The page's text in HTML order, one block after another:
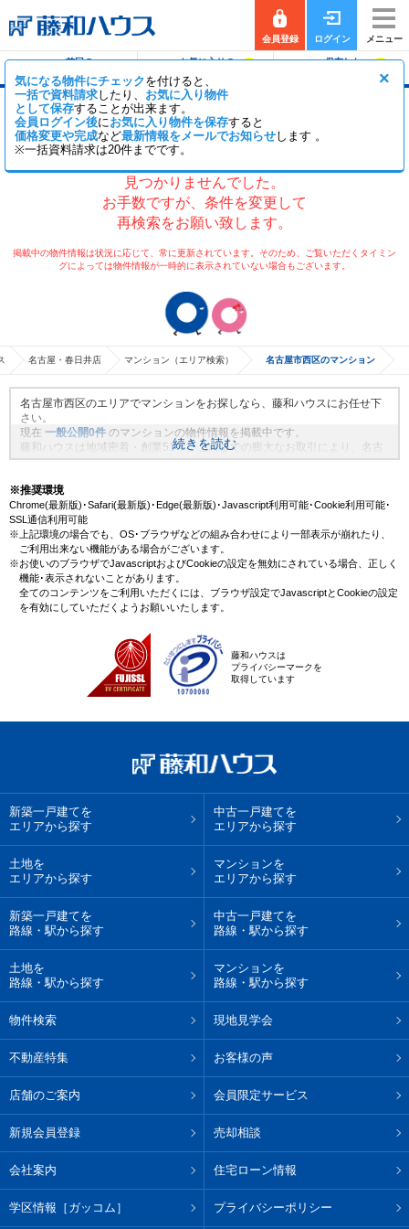
会員登録 ログイン メニュー
前回の
お気に入りの
保存した
×
気になる物件にチェックを付けると、
一括で資料請求したり、 お気に入り物件
として保存することが出来ます。
会員ログイン後にお気に入り物件を保存すると
価格変更や完成など最新情報をメールでお知らせします 。
※一括資料請求は20件までです。
名古屋市西区のマンション
見つかりませんでした。
お手数ですが、条件を変更して
再検索をお願い致します。
掲載中の物件情報は状況に応じて、常に更新されています。そのため、ご覧いただくタイミン
グによっては物件情報が一時的に表示されていない場合もございます。
名古屋・春日井店 マンション（エリア検索） 名古屋市西区のマンション
名古屋市西区のエリアでマンションをお探しなら、藤和ハウスにお任せ下
さい。
現在 一般公開0件 のマンションの物件情報を掲載中です。
藤和ハウスは地域密着・創業51年、これまでの膨大なお取引により、名古
屋市西区のエリアの新規物件情報や、未公開不動産物件情報も沢山ござい
続きを読む
※推奨環境
Chrome(最新版)･Safari(最新版)･Edge(最新版)･Javascript利用可能･Cookie利用可能･
SSL通信利用可能
※上記環境の場合でも、OS･ブラウザなどの組み合わせにより一部表示が崩れたり、
ご利用出来ない機能がある場合がございます。
※お使いのブラウザでJavascriptおよびCookieの設定を無効にされている場合、正しく
機能･表示されないことがあります。
全てのコンテンツをご利用いただくには、ブラウザ設定でJavascriptとCookieの設定
を有効にしていただくようお願いいたします。
藤和ハウスは
プライバシーマークを
取得しています
新築一戸建てを
エリアから探す
中古一戸建てを
エリアから探す
土地を
エリアから探す
マンションを
エリアから探す
新築一戸建てを
路線・駅から探す
中古一戸建てを
路線・駅から探す
土地を
路線・駅から探す
マンションを
路線・駅から探す
物件検索 現地見学会
不動産特集 お客様の声
店舗のご案内 会員限定サービス
新規会員登録 売却相談
会社案内 住宅ローン情報
学区情報［ガッコム］ プライバシーポリシー